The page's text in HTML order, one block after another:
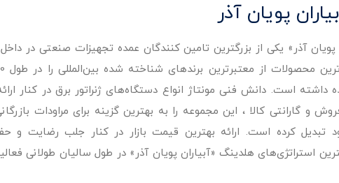
پویان آذر
پویان آذر» یکی از بزرگترین تامین کنندگان عمده تجهیزات صنعتی در
داشته است. دانش فنی مونتاژ انواع دستگاه‌های ژنراتور برق در کنار
و گارانتی کالا ، این مجموعه را به بهترین گزینه برای مراودات
تبدیل کرده است. ارائه بهترین قیمت بازار در کنار جلب رضایت و
استراتژی‌های هلدینگ «آبیاران پویان آذر» در طول سالیان طولانی